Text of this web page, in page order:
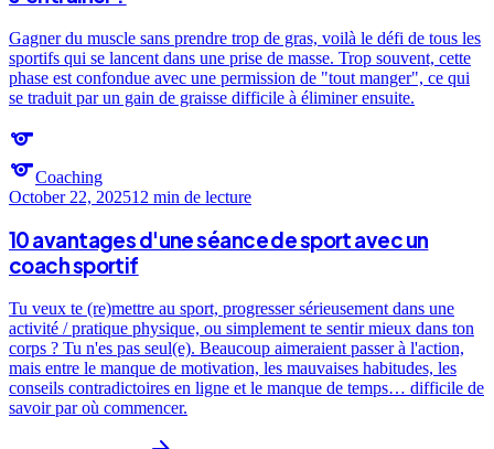
Gagner du muscle sans prendre trop de gras, voilà le défi de tous les
sportifs qui se lancent dans une prise de masse. Trop souvent, cette
phase est confondue avec une permission de "tout manger", ce qui
se traduit par un gain de graisse difficile à éliminer ensuite.
sports
sportsCoaching
October 22, 202512 min de lecture
10 avantages d'une séance de sport avec un
coach sportif
Tu veux te (re)mettre au sport, progresser sérieusement dans une
activité / pratique physique, ou simplement te sentir mieux dans ton
corps ? Tu n'es pas seul(e). Beaucoup aimeraient passer à l'action,
mais entre le manque de motivation, les mauvaises habitudes, les
conseils contradictoires en ligne et le manque de temps… difficile de
savoir par où commencer.